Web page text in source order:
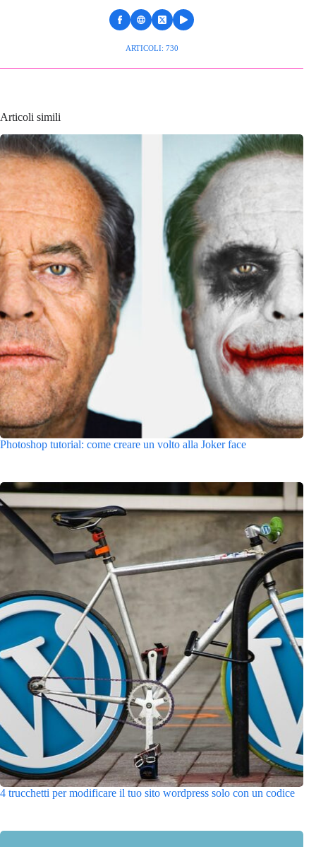
ARTICOLI: 730
Articoli simili
Photoshop tutorial: come creare un volto alla Joker face
4 trucchetti per modificare il tuo sito wordpress solo con un codice